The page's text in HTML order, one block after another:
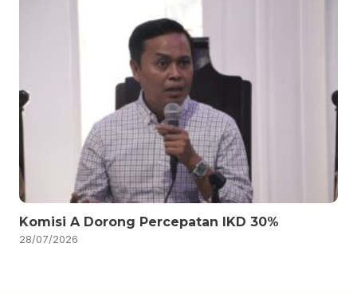
Komisi A Dorong Percepatan IKD 30%
28/07/2026